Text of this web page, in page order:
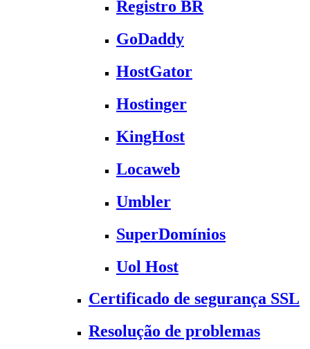
Registro BR
GoDaddy
HostGator
Hostinger
KingHost
Locaweb
Umbler
SuperDomínios
Uol Host
Certificado de segurança SSL
Resolução de problemas